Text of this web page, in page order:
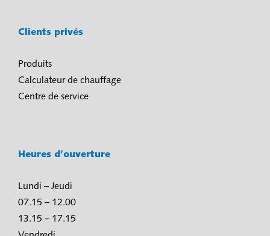
Clients privés
Produits
Calculateur de chauffage
Centre de service
Heures d’ouverture
Lundi – Jeudi
07.15 – 12.00
13.15 – 17.15